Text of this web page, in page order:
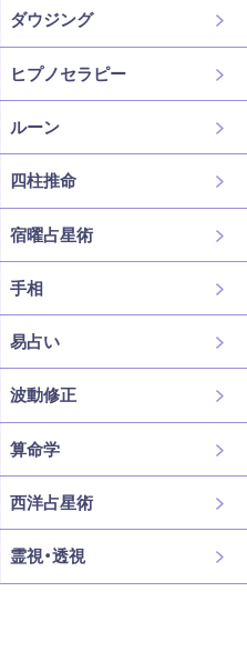
ダウジング
ヒプノセラピー
ルーン
四柱推命
宿曜占星術
手相
易占い
波動修正
算命学
西洋占星術
霊視・透視